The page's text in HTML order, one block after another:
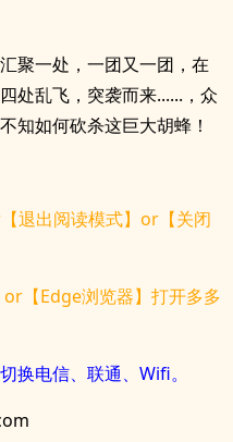
聚一处，一团又一团，在
处乱飞，突袭而来......，众
知如何砍杀这巨大胡蜂！
退出阅读模式】or【关闭
【Edge浏览器】打开多多
换电信、联通、Wifi。